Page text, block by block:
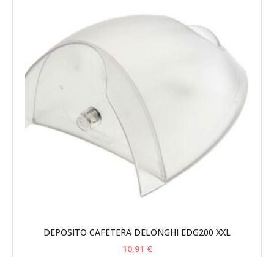
DEPOSITO CAFETERA DELONGHI EDG200 XXL
10,91 €